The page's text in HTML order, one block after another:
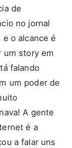
de
no jornal
e o alcance é
um story em
falando
um poder de
A gente
é a
a falar uns